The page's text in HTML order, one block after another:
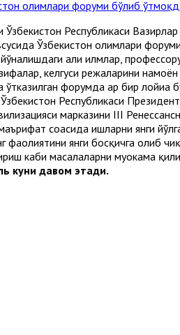
Республикаси
Ўзбекистон олимлари
аҳли илмлар,
келгуси режаларини
ўтказилган форумда ҳар бир
Республикаси
марказини III
соҳасида ишларни янги
фаолиятини янги босқичга олиб
каби масалаларни муҳокама
куни давом этади.